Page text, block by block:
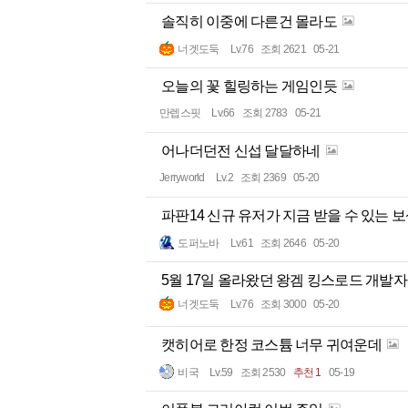
솔직히 이중에 다른건 몰라도
너겟도둑 Lv.76 조회 2621 05-21
오늘의 꽃 힐링하는 게임인듯
만렙스핏 Lv.66 조회 2783 05-21
어나더던전 신섭 달달하네
Jerryworld Lv.2 조회 2369 05-20
파판14 신규 유저가 지금 받을 수 있는
도퍼노바 Lv.61 조회 2646 05-20
5월 17일 올라왔던 왕겜 킹스로드 개발
너겟도둑 Lv.76 조회 3000 05-20
캣히어로 한정 코스튬 너무 귀여운데
비국 Lv.59 조회 2530 추천 1 05-19